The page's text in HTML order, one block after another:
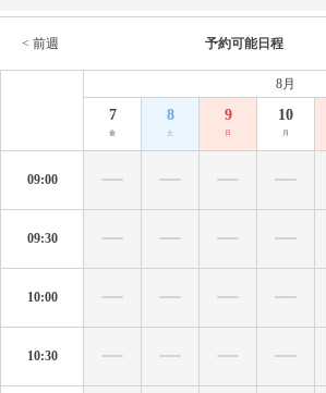
< 前週 予約可能日程
8月
7
金
8
土
9
日
10
月
09:00
09:30
10:00
10:30